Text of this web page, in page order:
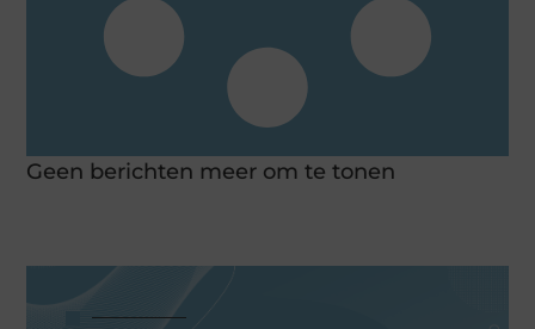
Geen berichten meer om te tonen